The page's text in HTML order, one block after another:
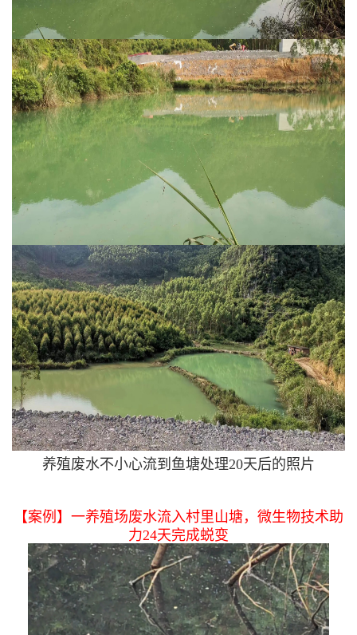
养殖废水不小心流到鱼塘处理20天后的照片
【案例】一养殖场废水流入村里山塘，微生物技术助
力24天完成蜕变